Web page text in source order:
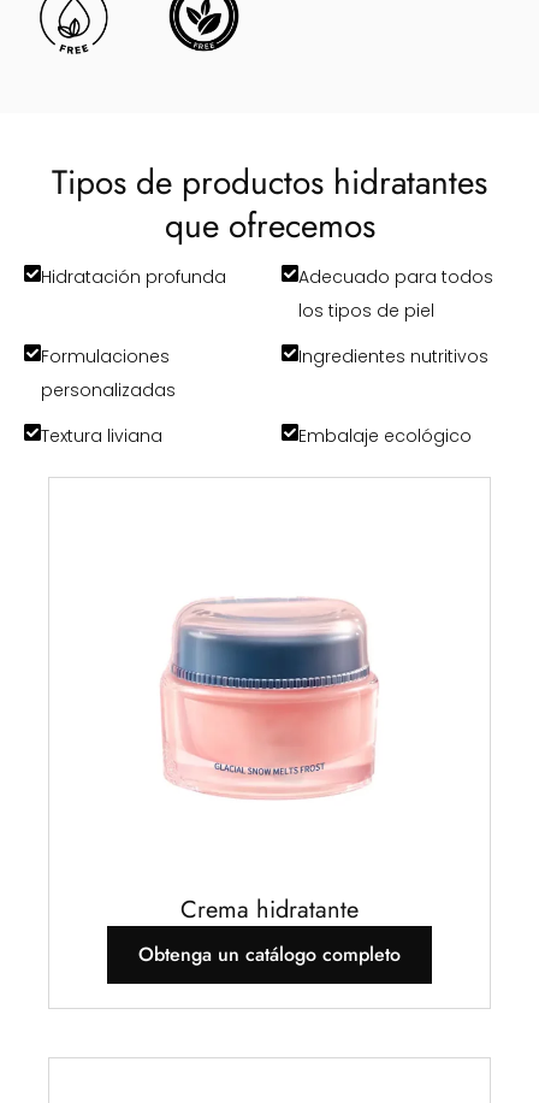
Tipos de productos hidratantes
que ofrecemos
Hidratación profunda
Adecuado para todos
los tipos de piel
Formulaciones
personalizadas
Ingredientes nutritivos
Textura liviana Embalaje ecológico
Crema hidratante
Obtenga un catálogo completo